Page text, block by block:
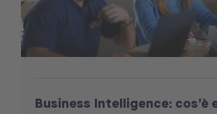
Business Intelligence: cos’è